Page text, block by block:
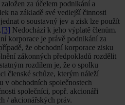
za účelem podnikání a
na základě své vedlejší činnosti
o soustavný jev a zisk lze použít
[3] Nedochází k jeho výplatě členům.
korporace je právě podnikání za
že obchodní korporace zisku
zákonných předpokladů rozdělit
rozdílem je, že o spolku
členské schůze, kterým náleží
v obchodních společnostech
společníci, popř. akcionáři
/ akcionářských práv.